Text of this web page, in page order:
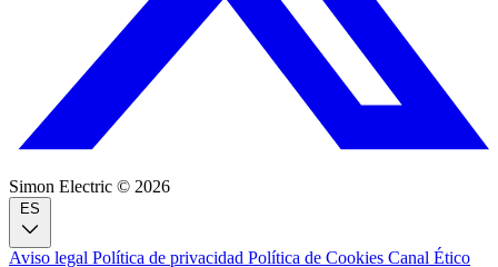
Simon Electric © 2026
Aviso legal Política de privacidad Política de Cookies Canal Ético